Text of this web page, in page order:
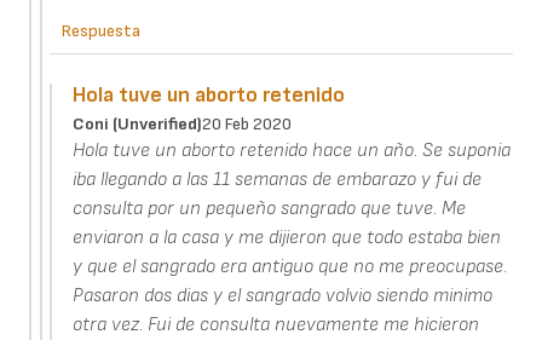
Respuesta
Hola tuve un aborto retenido
Coni (unverified)20 Feb 2020
Hola tuve un aborto retenido hace un año. Se suponia
iba llegando a las 11 semanas de embarazo y fui de
consulta por un pequeño sangrado que tuve. Me
enviaron a la casa y me dijieron que todo estaba bien
y que el sangrado era antiguo que no me preocupase.
Pasaron dos dias y el sangrado volvio siendo minimo
otra vez. Fui de consulta nuevamente me hicieron